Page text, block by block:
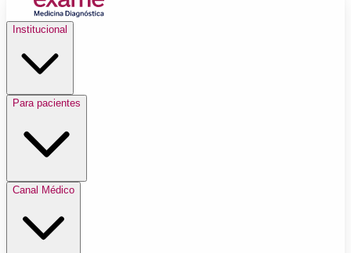
Institucional
Para pacientes
Canal Médico